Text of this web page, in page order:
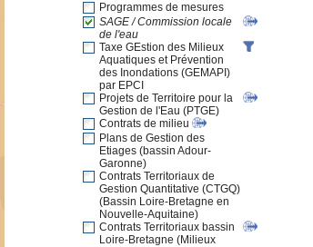
Programmes de mesures
SAGE / Commission locale
de l'eau
Taxe GEstion des Milieux
Aquatiques et Prévention
des Inondations (GEMAPI)
par EPCI
Projets de Territoire pour la
Gestion de l'Eau (PTGE)
Contrats de milieu
Plans de Gestion des
Etiages (bassin Adour-
Garonne)
Contrats Territoriaux de
Gestion Quantitative (CTGQ)
(Bassin Loire-Bretagne en
Nouvelle-Aquitaine)
Contrats Territoriaux bassin
Loire-Bretagne (Milieux